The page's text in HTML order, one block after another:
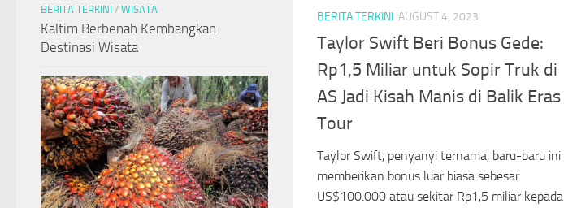
BERITA TERKINI AUGUST 4, 2023
Taylor Swift Beri Bonus Gede:
Rp1,5 Miliar untuk Sopir Truk di
AS Jadi Kisah Manis di Balik Eras
Tour
Taylor Swift, penyanyi ternama, baru-baru ini
memberikan bonus luar biasa sebesar
US$100.000 atau sekitar Rp1,5 miliar kepada
BERITA TERKINI / WISATA
Kaltim Berbenah Kembangkan
Destinasi Wisata